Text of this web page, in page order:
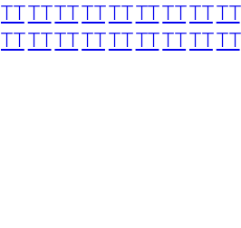
TTTTTTTTTTTTTTTTTT
TTTTTTTTTTTTTTTTTT